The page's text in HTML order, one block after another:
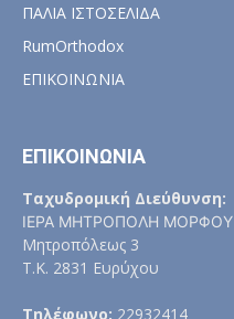
ΠΑΛΙΑ ΙΣΤΟΣΕΛΙΔΑ
RumOrthodox
ΕΠΙΚΟΙΝΩΝΙΑ
ΕΠΙΚΟΙΝΩΝΙΑ
Ταχυδρομική Διεύθυνση:
ΙΕΡΑ ΜΗΤΡΟΠΟΛΗ ΜΟΡΦΟΥ
Μητροπόλεως 3
Τ.Κ. 2831 Ευρύχου
Τηλέφωνο: 22932414